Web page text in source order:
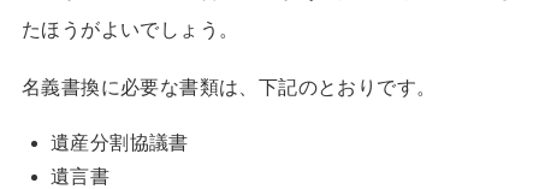
たほうがよいでしょう。
名義書換に必要な書類は、下記のとおりです。
遺産分割協議書
遺言書